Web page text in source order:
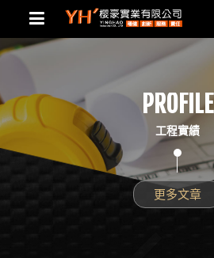
PROFILE
工程實績
更多文章